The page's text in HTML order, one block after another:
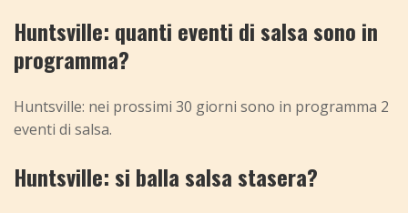
Huntsville: quanti eventi di salsa sono in
programma?
Huntsville: nei prossimi 30 giorni sono in programma 2
eventi di salsa.
Huntsville: si balla salsa stasera?